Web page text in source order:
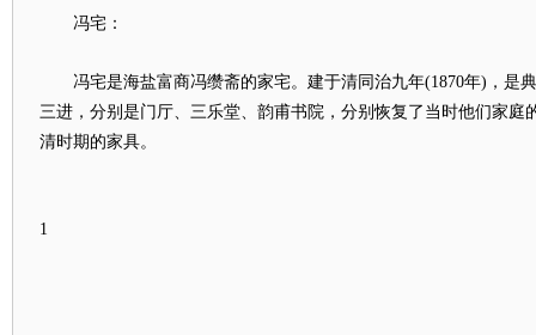
冯宅：
冯宅是海盐富商冯缵斋的家宅。建于清同治九年(1870年)，是
三进，分别是门厅、三乐堂、韵甫书院，分别恢复了当时他们家庭
清时期的家具。
1